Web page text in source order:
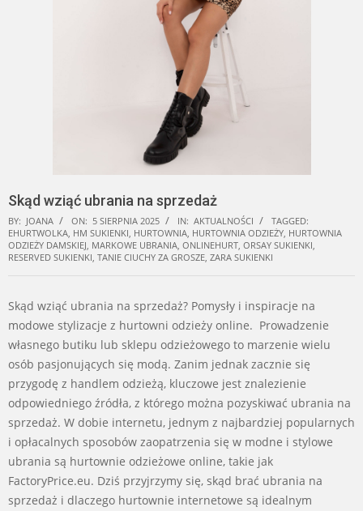
Skąd wziąć ubrania na sprzedaż
BY: JOANA ON: 5 SIERPNIA 2025 IN: AKTUALNOŚCI
TAGGED:
EHURTWOLKA, HM SUKIENKI, HURTOWNIA, HURTOWNIA ODZIEŻY, HURTOWNIA
ODZIEŻY DAMSKIEJ, MARKOWE UBRANIA, ONLINEHURT, ORSAY SUKIENKI,
RESERVED SUKIENKI, TANIE CIUCHY ZA GROSZE, ZARA SUKIENKI
Skąd wziąć ubrania na sprzedaż? Pomysły i inspiracje na
modowe stylizacje z hurtowni odzieży online. Prowadzenie
własnego butiku lub sklepu odzieżowego to marzenie wielu
osób pasjonujących się modą. Zanim jednak zacznie się
przygodę z handlem odzieżą, kluczowe jest znalezienie
odpowiedniego źródła, z którego można pozyskiwać ubrania na
sprzedaż. W dobie internetu, jednym z najbardziej popularnych
i opłacalnych sposobów zaopatrzenia się w modne i stylowe
ubrania są hurtownie odzieżowe online, takie jak
FactoryPrice.eu. Dziś przyjrzymy się, skąd brać ubrania na
sprzedaż i dlaczego hurtownie internetowe są idealnym